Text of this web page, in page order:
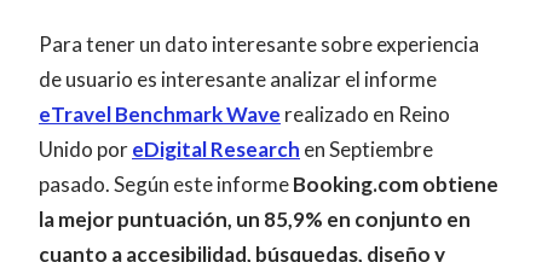
Para tener un dato interesante sobre experiencia
de usuario es interesante analizar el informe
eTravel Benchmark Wave realizado en Reino
Unido poreDigital Research en Septiembre
pasado. Según este informeBooking.com obtiene
la mejor puntuación, un 85,9% en conjunto en
cuanto a accesibilidad, búsquedas, diseño y